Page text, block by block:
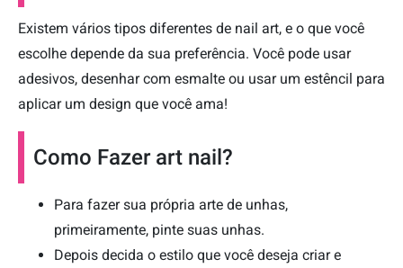
Existem vários tipos diferentes de nail art, e o que você
escolhe depende da sua preferência. Você pode usar
adesivos, desenhar com esmalte ou usar um estêncil para
aplicar um design que você ama!
Como Fazer art nail?
Para fazer sua própria arte de unhas,
primeiramente, pinte suas unhas.
Depois decida o estilo que você deseja criar e